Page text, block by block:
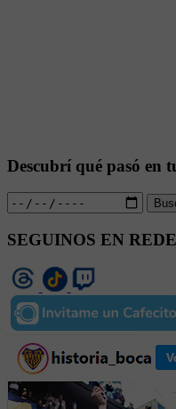
Descubrí qué pasó en
SEGUINOS EN